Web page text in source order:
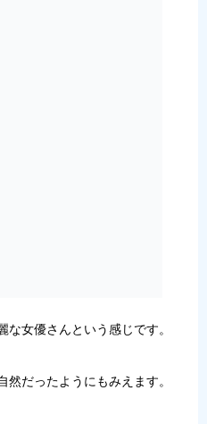
女優さんという感じです。
だったようにもみえます。